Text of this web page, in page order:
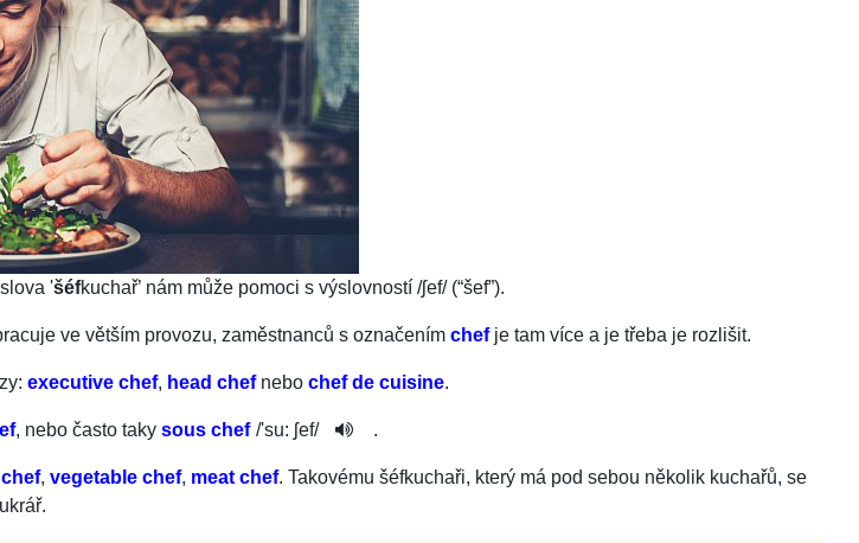
'šéfkuchař’ nám může pomoci s výslovností /ʃef/(“šef”).
ve větším provozu, zaměstnanců s označením chefje tam více a je třeba je rozlišit.
executive chef, head chefnebo chef de cuisine.
, nebo často taky sous chef /'su: ʃef­/ .
, vegetable chef, meat chef. Takovému šéfkuchaři, který má pod sebou několik kuchařů, se